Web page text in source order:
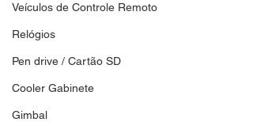
Veículos de Controle Remoto
Relógios
Pen drive / Cartão SD
Cooler Gabinete
Gimbal